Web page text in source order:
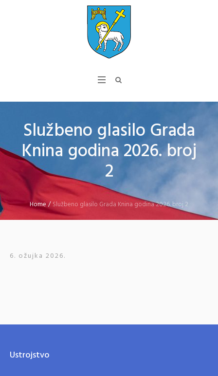
Službeno glasilo Grada
Knina godina 2026. broj
2
Home/Službeno glasilo Grada Knina godina 2026. broj 2
6. ožujka 2026.
Ustrojstvo